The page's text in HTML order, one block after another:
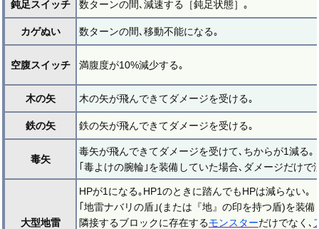
鈍足スイッチ 数ターンの間､減速する［鈍足状態］｡
カゲぬい 数ターンの間､移動不能になる｡
空腹スイッチ 満腹度が10%減少する｡
木の矢 木の矢が飛んできてダメージを受ける｡
鉄の矢 鉄の矢が飛んできてダメージを受ける｡
毒矢
毒矢が飛んできてダメージを受けて､ちからが1減る｡
｢毒よけの腕輪｣を装備していた場合､ダメージだけで
大型地雷
HPが1になる｡HP1のときに踏んでもHPは減らない｡
｢地雷ナバリの盾｣(または『地』の印を持つ盾)を装
隣接するブロックに存在するモンスターだけでなく､